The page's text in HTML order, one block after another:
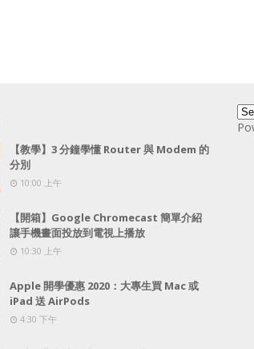
【教學】3 分鐘學懂 Router 與 Modem 的
分別
10:00 上午
【開箱】Google Chromecast 簡單介紹
讓手機畫面投放到電視上播放
10:30 上午
Apple 開學優惠 2020：大專生買 Mac 或
iPad 送 AirPods
4:30 下午